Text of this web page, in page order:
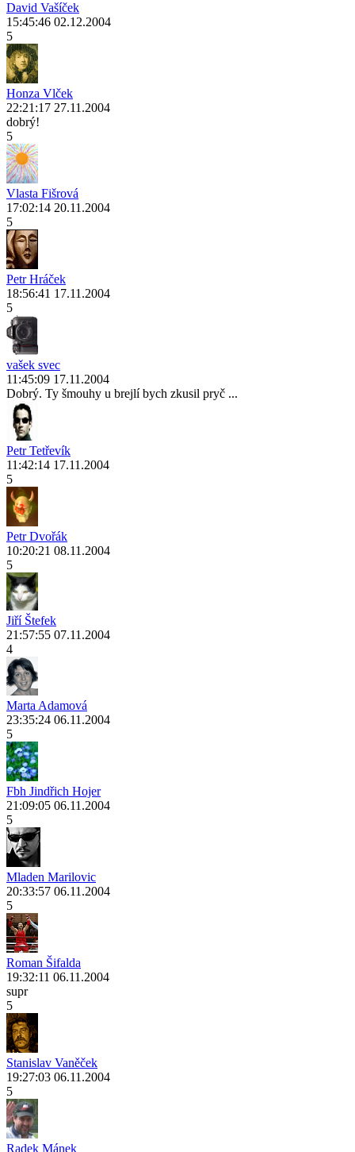
David Vašíček
15:45:46 02.12.2004
5
Honza Vlček
22:21:17 27.11.2004
dobrý!
5
Vlasta Fišrová
17:02:14 20.11.2004
5
Petr Hráček
18:56:41 17.11.2004
5
vašek svec
11:45:09 17.11.2004
Dobrý. Ty šmouhy u brejlí bych zkusil pryč ...
Petr Tetřevík
11:42:14 17.11.2004
5
Petr Dvořák
10:20:21 08.11.2004
5
Jiří Štefek
21:57:55 07.11.2004
4
Marta Adamová
23:35:24 06.11.2004
5
Fbh Jindřich Hojer
21:09:05 06.11.2004
5
Mladen Marilovic
20:33:57 06.11.2004
5
Roman Šifalda
19:32:11 06.11.2004
supr
5
Stanislav Vaněček
19:27:03 06.11.2004
5
Radek Mánek